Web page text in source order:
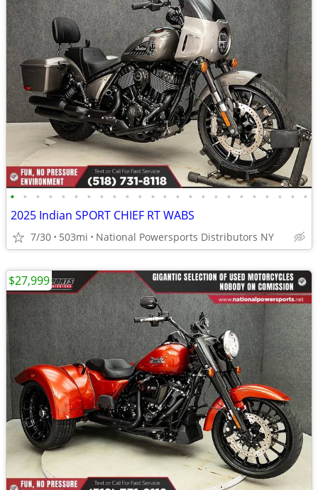
• • • • • • • • • • • • • • • • • • • • • • • •
2025 Indian SPORT CHIEF RT WABS
7/30 503mi National Powersports Distributors NY
$27,999